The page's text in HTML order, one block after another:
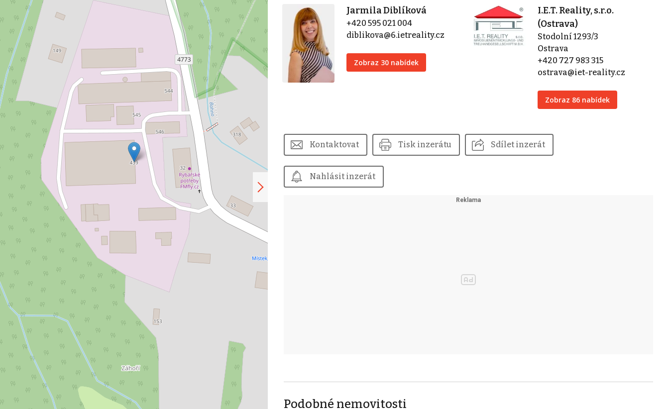
Jarmila Diblíková
+420 595 021 004
diblikova@6.ietreality.cz
Zobraz 30 nabídek
I.E.T. Reality, s.r.o.
(Ostrava)
Stodolní 1293/3
Ostrava
+420 727 983 315
ostrava@iet-reality.cz
Zobraz 86 nabídek
Kontaktovat Tisk inzerátu Sdílet inzerát
Nahlásit inzerát
Podobné nemovitosti